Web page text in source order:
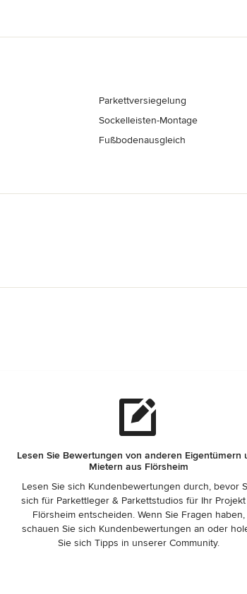
Parkettversiegelung
Sockelleisten-Montage
Fußbodenausgleich
Lesen Sie Bewertungen von anderen Eigentümern
Mietern aus Flörsheim
Lesen Sie sich Kundenbewertungen durch, bevor
sich für Parkettleger & Parkettstudios für Ihr
Flörsheim entscheiden. Wenn Sie Fragen haben,
schauen Sie sich Kundenbewertungen an oder
Sie sich Tipps in unserer Community.